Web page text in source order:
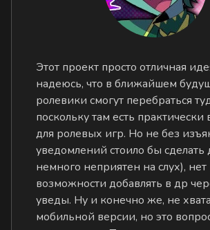
Этот проект просто отличная
надеюсь, что в ближайшем
ролевики смогут перебраться
поскольку там есть практически
для ролевых игр. Но не без
уведомлений стоило бы сделать
немного неприятен на слух), нет
возможности добавлять в др
уведы. Ну и конечно же, не
мобильной версии, но это